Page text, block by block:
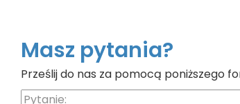
Masz pytania?
Prześlij do nas za pomocą poniższego